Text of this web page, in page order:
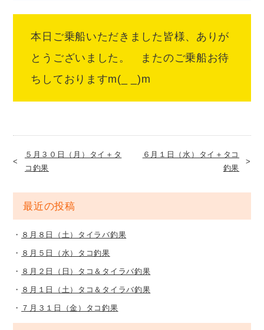
本日ご乗船いただきました皆様、ありが
とうございました。 またのご乗船お待
ちしておりますm(_ _)m
５月３０日（月）タイ＋タ
コ釣果
６月１日（水）タイ＋タコ
釣果
最近の投稿
８月８日（土）タイラバ釣果
８月５日（水）タコ釣果
８月２日（日）タコ＆タイラバ釣果
８月１日（土）タコ＆タイラバ釣果
７月３１日（金）タコ釣果